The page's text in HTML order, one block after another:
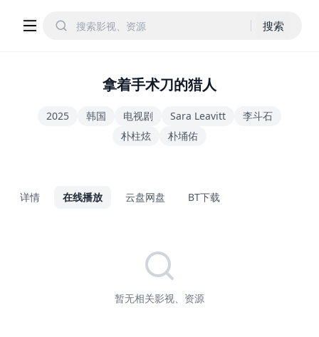
搜索
拿着手术刀的猎人
2025 韩国 电视剧 Sara Leavitt
李斗石
朴柱炫
朴埇佑
详情 在线播放 云盘网盘 BT下载
暂无相关影视、资源